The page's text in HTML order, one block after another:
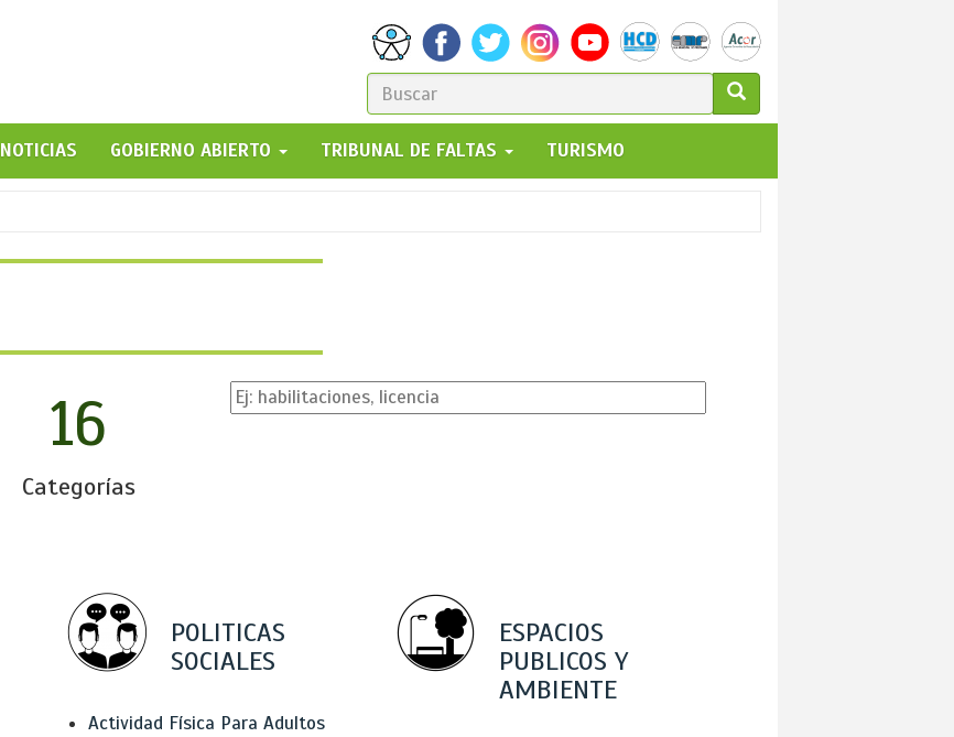
FORMULARIO
DE
BÚSQUEDA
GO!
NOTICIAS GOBIERNO ABIERTO TRIBUNAL DE FALTAS TURISMO
16
Categorías
POLITICAS
SOCIALES
Actividad Física Para Adultos
ESPACIOS
PUBLICOS Y
AMBIENTE